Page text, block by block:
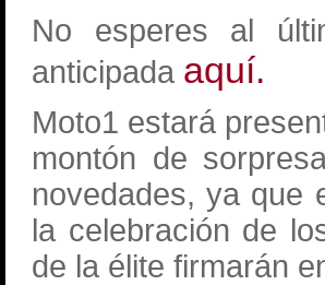
No esperes al
anticipada aquí.
Moto1 estará
montón de
novedades, ya que
la celebración de
de la élite firmarán